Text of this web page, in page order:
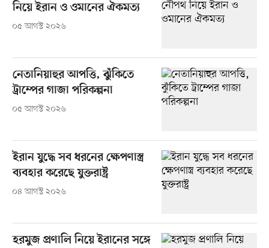
নিয়ে ইরান ও ওমানের ঐকমত্য
০৫ আগস্ট ২০২৬
নেতানিয়াহুর আপত্তি, ঝুঁকিতে
ট্রাম্পের গাজা পরিকল্পনা
০৫ আগস্ট ২০২৬
ইরান যুদ্ধে সব ধরনের ক্ষেপণাস্ত্র
ব্যবহার করেছে যুক্তরাষ্ট্র
০৪ আগস্ট ২০২৬
হরমুজ প্রণালি নিয়ে ইরানের সঙ্গে